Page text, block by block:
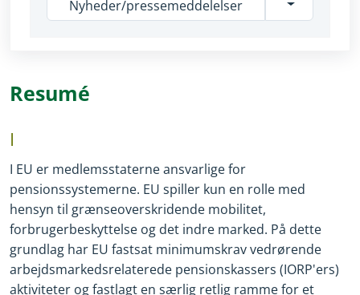
Nyheder/pressemeddelelser
Resumé
I
I EU er medlemsstaterne ansvarlige for
pensionssystemerne. EU spiller kun en rolle med
hensyn til grænseoverskridende mobilitet,
forbrugerbeskyttelse og det indre marked. På dette
grundlag har EU fastsat minimumskrav vedrørende
arbejdsmarkedsrelaterede pensionskassers (IORP'ers)
aktiviteter og fastlagt en særlig retlig ramme for et